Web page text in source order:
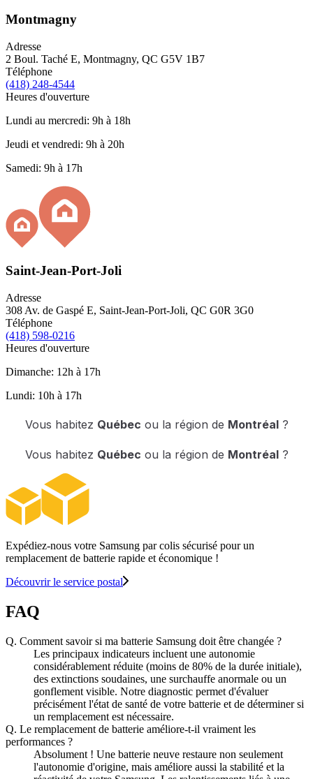
Montmagny
Adresse
2 Boul. Taché E, Montmagny, QC G5V 1B7
Téléphone
(418) 248-4544
Heures d'ouverture
Lundi au mercredi: 9h à 18h
Jeudi et vendredi: 9h à 20h
Samedi: 9h à 17h
Saint-Jean-Port-Joli
Adresse
308 Av. de Gaspé E, Saint-Jean-Port-Joli, QC G0R 3G0
Téléphone
(418) 598-0216
Heures d'ouverture
Dimanche: 12h à 17h
Lundi: 10h à 17h
Vous habitez Québec ou la région de Montréal?
Vous habitez Québec ou la région de Montréal?
Expédiez-nous votre Samsung par colis sécurisé pour un
remplacement de batterie rapide et économique !
Découvrir le service postal
FAQ
Q. Comment savoir si ma batterie Samsung doit être changée ?
Les principaux indicateurs incluent une autonomie
considérablement réduite (moins de 80% de la durée initiale),
des extinctions soudaines, une surchauffe anormale ou un
gonflement visible. Notre diagnostic permet d'évaluer
précisément l'état de santé de votre batterie et de déterminer si
un remplacement est nécessaire.
Q. Le remplacement de batterie améliore-t-il vraiment les
performances ?
Absolument ! Une batterie neuve restaure non seulement
l'autonomie d'origine, mais améliore aussi la stabilité et la